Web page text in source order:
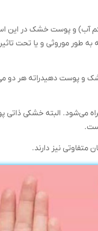
(کم آب) و پوست خشک در این
موروثی و یا تحت
و پوست دهیدراته هر دو
می‌شود. البته خشکی
متفاوتی نیز دارند.